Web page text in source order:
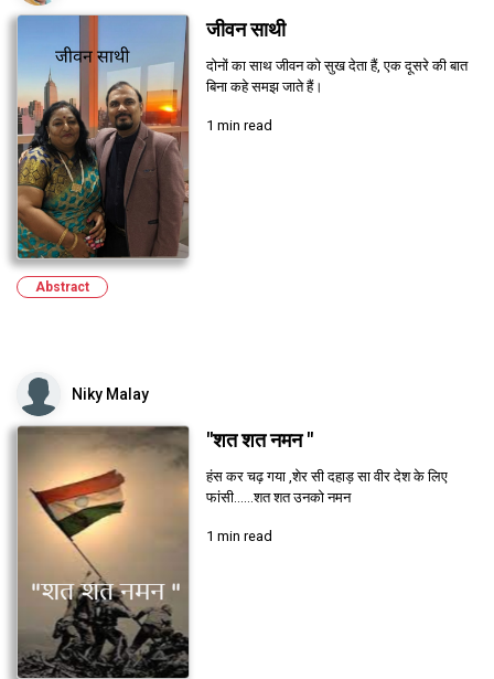
जीवन साथी
दोनों का साथ जीवन को सुख देता हैं, एक दूसरे की बात
बिना कहे समझ जाते हैं।
1 min read
Abstract
Niky Malay
"शत शत नमन "
हंस कर चढ़ गया ,शेर सी दहाड़ सा वीर देश के लिए
फांसी......शत शत उनको नमन
1 min read